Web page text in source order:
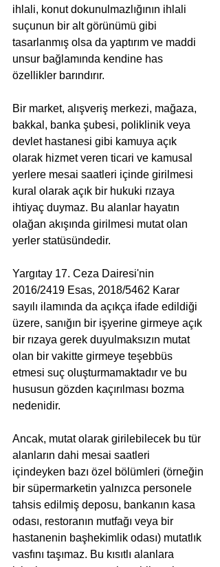
ihlali, konut dokunulmazlığının ihlali
suçunun bir alt görünümü gibi
tasarlanmış olsa da yaptırım ve maddi
unsur bağlamında kendine has
özellikler barındırır.
Bir market, alışveriş merkezi, mağaza,
bakkal, banka şubesi, poliklinik veya
devlet hastanesi gibi kamuya açık
olarak hizmet veren ticari ve kamusal
yerlere mesai saatleri içinde girilmesi
kural olarak açık bir hukuki rızaya
ihtiyaç duymaz. Bu alanlar hayatın
olağan akışında girilmesi mutat olan
yerler statüsündedir.
Yargıtay 17. Ceza Dairesi'nin
2016/2419 Esas, 2018/5462 Karar
sayılı ilamında da açıkça ifade edildiği
üzere, sanığın bir işyerine girmeye açık
bir rızaya gerek duyulmaksızın mutat
olan bir vakitte girmeye teşebbüs
etmesi suç oluşturmamaktadır ve bu
hususun gözden kaçırılması bozma
nedenidir.
Ancak, mutat olarak girilebilecek bu tür
alanların dahi mesai saatleri
içindeyken bazı özel bölümleri (örneğin
bir süpermarketin yalnızca personele
tahsis edilmiş deposu, bankanın kasa
odası, restoranın mutfağı veya bir
hastanenin başhekimlik odası) mutatlık
vasfını taşımaz. Bu kısıtlı alanlara